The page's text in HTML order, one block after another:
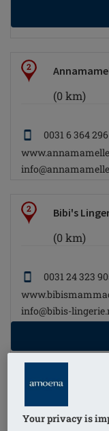
2
(0 km)
0031 6 364
2 Bibi's
(0 km)
0031 24 323
info@bibis-
2
(0 km)
Your privacy is